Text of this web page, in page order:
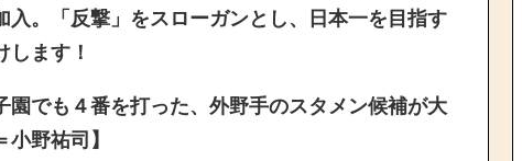
。「反撃」をスローガンとし、日本一を目指す
ます！
でも４番を打った、外野手のスタメン候補が大
野祐司】